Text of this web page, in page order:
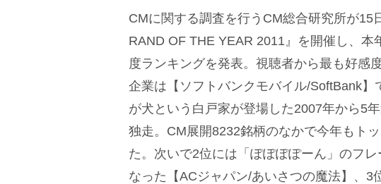
CMに関する調査を行うCM総合研究所が15
RAND OF THE YEAR 2011』を開催し、本
度ランキングを発表。視聴者から最も好感
企業は【ソフトバンクモバイル/SoftBank】
が犬という白戸家が登場した2007年から5
独走。CM展開8232銘柄のなかで今年もト
た。次いで2位には「ぽぽぽぽーん」のフレ
なった【ACジャパン/あいさつの魔法】、3